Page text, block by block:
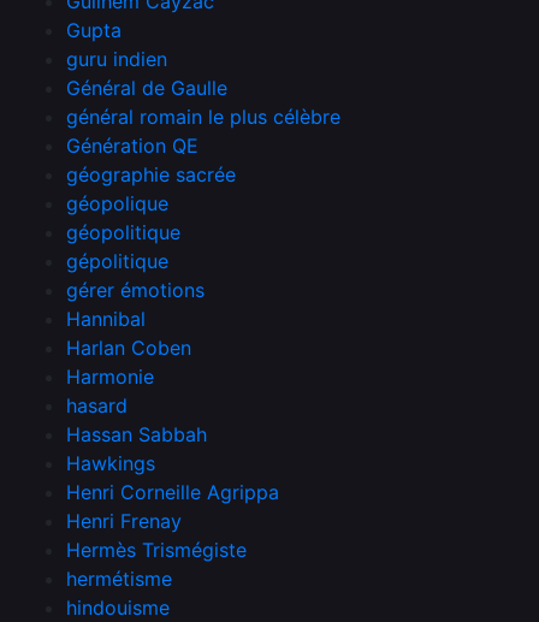
Gupta
guru indien
Général de Gaulle
général romain le plus célèbre
Génération QE
géographie sacrée
géopolique
géopolitique
gépolitique
gérer émotions
Hannibal
Harlan Coben
Harmonie
hasard
Hassan Sabbah
Hawkings
Henri Corneille Agrippa
Henri Frenay
Hermès Trismégiste
hermétisme
hindouisme